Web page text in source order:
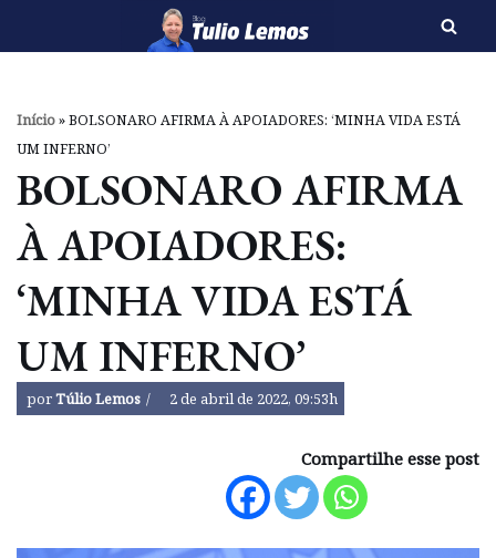
o
conteúdo
Início»BOLSONARO AFIRMA À APOIADORES: ‘MINHA VIDA ESTÁ
UM INFERNO’
BOLSONARO AFIRMA
À APOIADORES:
‘MINHA VIDA ESTÁ
UM INFERNO’
porTúlio Lemos 2 de abril de 2022, 09:53h
Compartilhe esse post